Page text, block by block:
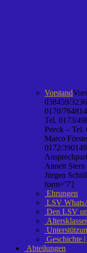
Vorstand
038459/
0170/
Tel. 0173/
Peeck – Tel.
Marco
0172/
Annett Stern
Jürgen
form='7']
Ehrungen
LSV
Den LSV
Geschichte
Abteilungen